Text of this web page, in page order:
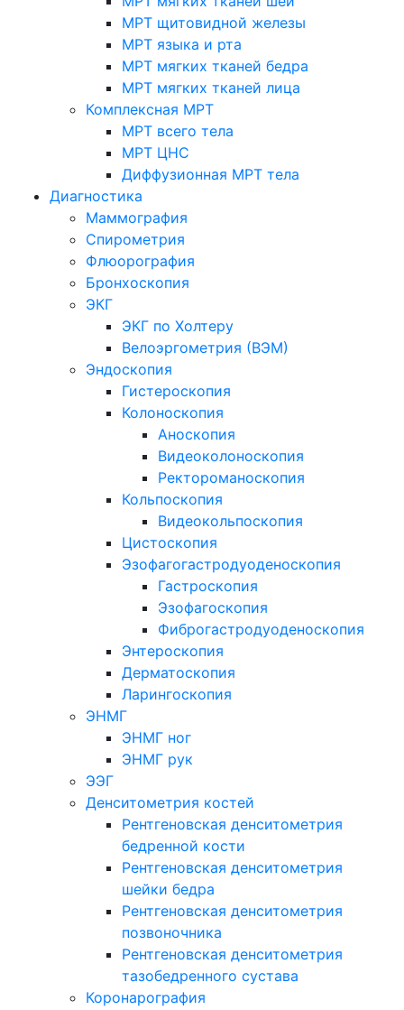
МРТ щитовидной железы
МРТ языка и рта
МРТ мягких тканей бедра
МРТ мягких тканей лица
Комплексная МРТ
МРТ всего тела
МРТ ЦНС
Диффузионная МРТ тела
Диагностика
Маммография
Спирометрия
Флюорография
Бронхоскопия
ЭКГ
ЭКГ по Холтеру
Велоэргометрия (ВЭМ)
Эндоскопия
Гистероскопия
Колоноскопия
Аноскопия
Видеоколоноскопия
Ректороманоскопия
Кольпоскопия
Видеокольпоскопия
Цистоскопия
Эзофагогастродуоденоскопия
Гастроскопия
Эзофагоскопия
Фиброгастродуоденоскопия
Энтероскопия
Дерматоскопия
Ларингоскопия
ЭНМГ
ЭНМГ ног
ЭНМГ рук
ЭЭГ
Денситометрия костей
Рентгеновская денситометрия
бедренной кости
Рентгеновская денситометрия
шейки бедра
Рентгеновская денситометрия
позвоночника
Рентгеновская денситометрия
тазобедренного сустава
Коронарография